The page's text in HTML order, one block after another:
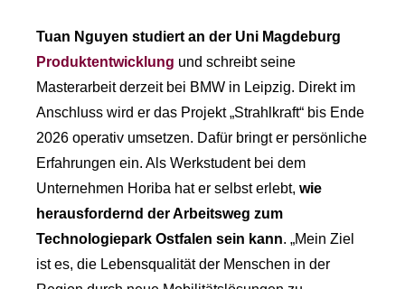
Tuan Nguyen studiert an der Uni Magdeburg
Produktentwicklung und schreibt seine
Masterarbeit derzeit bei BMW in Leipzig. Direkt im
Anschluss wird er das Projekt „Strahlkraft“ bis Ende
2026 operativ umsetzen. Dafür bringt er persönliche
Erfahrungen ein. Als Werkstudent bei dem
Unternehmen Horiba hat er selbst erlebt, wie
herausfordernd der Arbeitsweg zum
Technologiepark Ostfalen sein kann. „Mein Ziel
ist es, die Lebensqualität der Menschen in der